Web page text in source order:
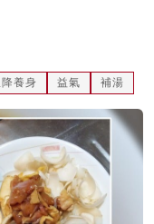
養身 益氣 補湯